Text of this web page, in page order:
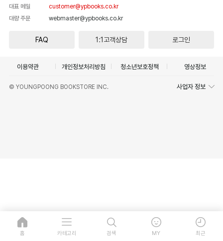
대표 메일
customer@ypbooks.co.kr
대량 주문
webmaster@ypbooks.co.kr
FAQ 1:1고객상담 로그인
이용약관 개인정보처리방침 청소년보호정책 영상정보
© YOUNGPOONG BOOKSTORE INC. 사업자 정보
홈 카테고리 검색 MY 최근